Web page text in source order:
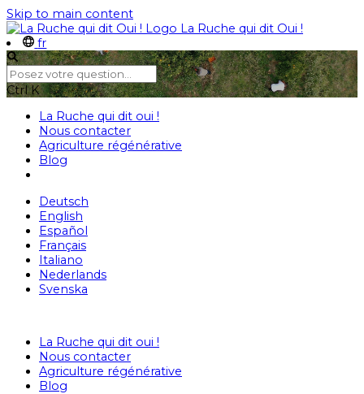
Skip to main content
La Ruche qui dit Oui !
fr
Ctrl K
La Ruche qui dit oui !
Nous contacter
Agriculture régénérative
Blog
Deutsch
English
Español
Français
Italiano
Nederlands
Svenska
La Ruche qui dit oui !
Nous contacter
Agriculture régénérative
Blog